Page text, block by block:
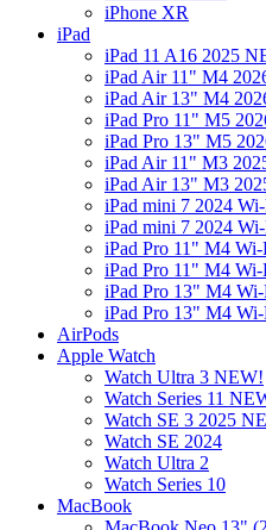
iPhone XR
iPad
iPad 11 A16 2025
iPad Air 11" M4
iPad Air 13" M4
iPad Pro 11" M5
iPad Pro 13" M5
iPad Air 11" M3
iPad Air 13" M3
iPad mini 7 2024
iPad mini 7 2024
iPad Pro 11" M4
iPad Pro 11" M4
iPad Pro 13" M4
iPad Pro 13" M4
AirPods
Apple Watch
Watch Ultra 3 NEW!
Watch Series 11
Watch SE 3 2025
Watch SE 2024
Watch Ultra 2
Watch Series 10
MacBook